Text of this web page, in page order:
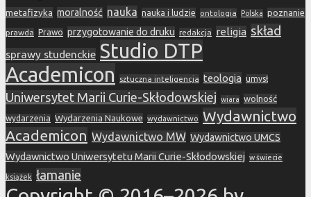
metafizyka moralność nauka nauka i ludzie ontologia Polska poznanie
prawda Prawo przygotowanie do druku redakcja religia skład
sprawy studenckie Studio DTP
Academicon
sztuczna inteligencja teologia umysł
Uniwersytet Marii Curie-Skłodowskiej wiara wolność
wydarzenia Wydarzenia Naukowe wydawnictwo Wydawnictwo
Academicon Wydawnictwo MW Wydawnictwo UMCS
Wydawnictwo Uniwersytetu Marii Curie-Skłodowskiej w świecie
książek łamanie